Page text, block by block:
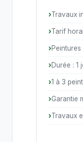
Travaux
Tarif
Durée : 1
1 à 3
Garantie
Travaux